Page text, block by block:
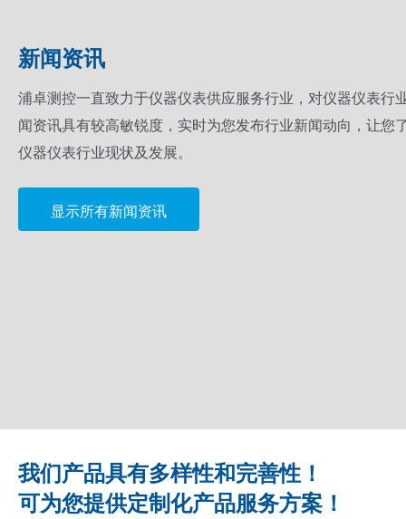
新闻资讯
浦卓测控一直致力于仪器仪表供应服务行业，对仪器仪表行
闻资讯具有较高敏锐度，实时为您发布行业新闻动向，让您
仪器仪表行业现状及发展。
显示所有新闻资讯
我们产品具有多样性和完善性！
可为您提供定制化产品服务方案！